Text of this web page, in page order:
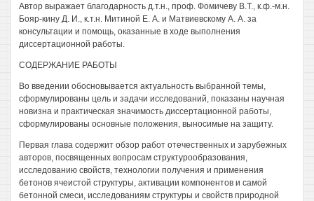
Автор выражает благодарность д.т.н., проф. Фомичеву В.Т., к.ф.-м.н.
Бояр-кину Д. И., к.т.н. Митиной Е. А. и Матвиевскому А. А. за
консультации и помощь, оказанные в ходе выполнения
диссертационной работы.
СОДЕРЖАНИЕ РАБОТЫ
Во введении обосновывается актуальность выбранной темы,
сформулированы цель и задачи исследований, показаны научная
новизна и практическая значимость диссертационной работы,
сформулированы основные положения, выносимые на защиту.
Первая глава содержит обзор работ отечественных и зарубежных
авторов, посвященных вопросам структурообразования,
исследованию свойств, технологии получения и применения
бетонов ячеистой структуры, активации компонентов и самой
бетонной смеси, исследованиям структуры и свойств природной